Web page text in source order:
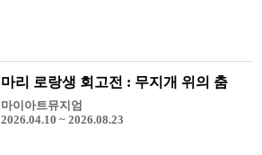
마리 로랑생 회고전 : 무지개 위의 춤
마이아트뮤지엄
2026.04.10 ~ 2026.08.23